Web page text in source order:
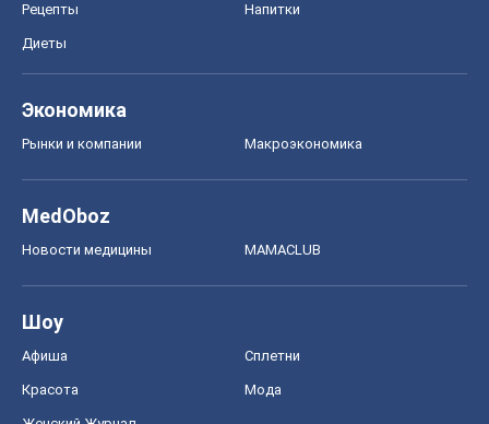
Рецепты Напитки
Диеты
Экономика
Рынки и компании Mакроэкономика
MedOboz
Новости медицины MAMACLUB
Шоу
Афиша Сплетни
Красота Мода